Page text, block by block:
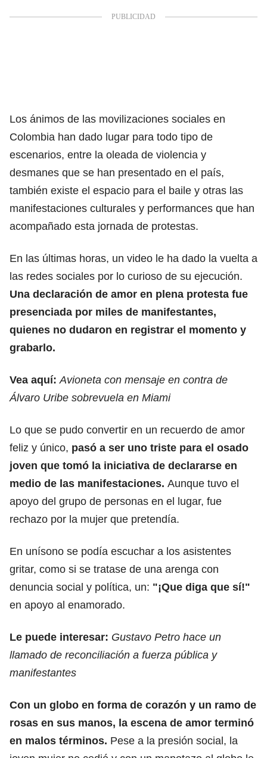
Los ánimos de las movilizaciones sociales en
Colombia han dado lugar para todo tipo de
escenarios, entre la oleada de violencia y
desmanes que se han presentado en el país,
también existe el espacio para el baile y otras las
manifestaciones culturales y performances que han
acompañado esta jornada de protestas.
En las últimas horas, un video le ha dado la vuelta a
las redes sociales por lo curioso de su ejecución.
Una declaración de amor en plena protesta fue
presenciada por miles de manifestantes,
quienes no dudaron en registrar el momento y
grabarlo.
Vea aquí: Avioneta con mensaje en contra de
Álvaro Uribe sobrevuela en Miami
Lo que se pudo convertir en un recuerdo de amor
feliz y único, pasó a ser uno triste para el osado
joven que tomó la iniciativa de declararse en
medio de las manifestaciones. Aunque tuvo el
apoyo del grupo de personas en el lugar, fue
rechazo por la mujer que pretendía.
En unísono se podía escuchar a los asistentes
gritar, como si se tratase de una arenga con
denuncia social y política, un: "¡Que diga que sí!"
en apoyo al enamorado.
Le puede interesar: Gustavo Petro hace un
llamado de reconciliación a fuerza pública y
manifestantes
Con un globo en forma de corazón y un ramo de
rosas en sus manos, la escena de amor terminó
en malos términos. Pese a la presión social, la